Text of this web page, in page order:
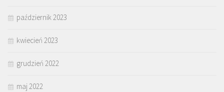
październik 2023
kwiecień 2023
grudzień 2022
maj 2022